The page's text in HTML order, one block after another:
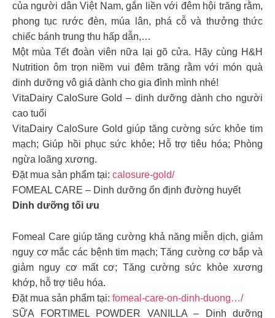
của người dân Việt Nam, gắn liền với đêm hội trăng rằm,
phong tục rước đèn, múa lân, phá cỗ và thưởng thức
chiếc bánh trung thu hấp dẫn,…
Một mùa Tết đoàn viên nữa lại gõ cửa. Hãy cùng H&H
Nutrition ôm trọn niềm vui đêm trăng rằm với món quà
dinh dưỡng vô giá dành cho gia đình mình nhé!
VitaDairy CaloSure Gold – dinh dưỡng dành cho người
cao tuổi
VitaDairy CaloSure Gold giúp tăng cường sức khỏe tim
mạch; Giúp hồi phục sức khỏe; Hỗ trợ tiêu hóa; Phòng
ngừa loãng xương.
Đặt mua sản phẩm tại: calosure-gold/
FOMEAL CARE – Dinh dưỡng ổn định đường huyết
Dinh dưỡng tối ưu
Fomeal Care giúp tăng cường khả năng miễn dịch, giảm
nguy cơ mắc các bệnh tim mạch; Tăng cường cơ bắp và
giảm nguy cơ mất cơ; Tăng cường sức khỏe xương
khớp, hỗ trợ tiêu hóa.
Đặt mua sản phẩm tại: fomeal-care-on-dinh-duong…/
SỮA FORTIMEL POWDER VANILLA – Dinh dưỡng